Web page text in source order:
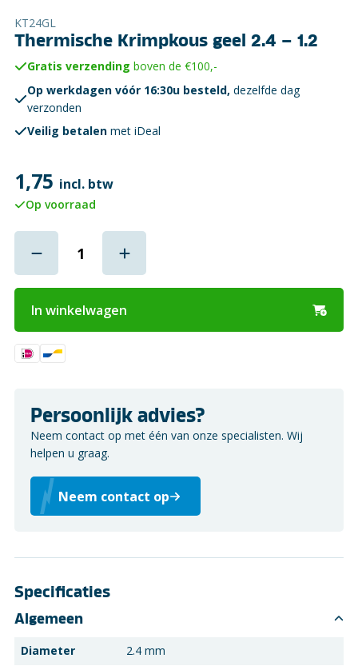
KT24GL
Thermische Krimpkous geel 2.4 – 1.2
Gratis verzending boven de €100,-
Op werkdagen vóór 16:30u besteld, dezelfde dag
verzonden
Veilig betalen met iDeal
1,75 incl. btw
Op voorraad
In winkelwagen
Persoonlijk advies?
Neem contact op met één van onze specialisten. Wij
helpen u graag.
Neem contact op
Specificaties
Algemeen
Diameter
2.4 mm